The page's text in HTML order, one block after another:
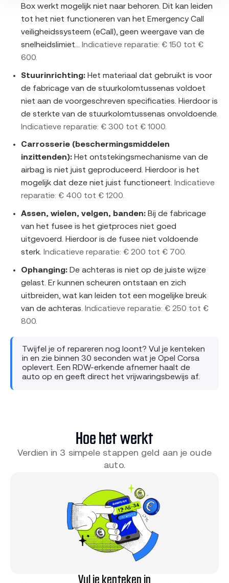
Box werkt mogelijk niet naar behoren. Dit kan leiden
tot het niet functioneren van het Emergency Call
veiligheidssysteem (eCall), geen weergave van de
snelheidslimiet... Indicatieve reparatie: € 150 tot €
600.
Stuurinrichting:Het materiaal dat gebruikt is voor
de fabricage van de stuurkolomtussenas voldoet
niet aan de voorgeschreven specificaties. Hierdoor is
de sterkte van de stuurkolomtussenas onvoldoende.
Indicatieve reparatie: € 300 tot € 1000.
Carrosserie (beschermingsmiddelen
inzittenden):Het ontstekingsmechanisme van de
airbag is niet juist geproduceerd. Hierdoor is het
mogelijk dat deze niet juist functioneert. Indicatieve
reparatie: € 400 tot € 1200.
Assen, wielen, velgen, banden:Bij de fabricage
van het fusee is het gietproces niet goed
uitgevoerd. Hierdoor is de fusee niet voldoende
sterk. Indicatieve reparatie: € 200 tot € 700.
Ophanging:De achteras is niet op de juiste wijze
gelast. Er kunnen scheuren ontstaan en zich
uitbreiden, wat kan leiden tot een mogelijke breuk
van de achteras. Indicatieve reparatie: € 250 tot €
800.
Twijfel je of repareren nog loont? Vul je kenteken
in en zie binnen 30 seconden wat je Opel Corsa
oplevert. Een RDW-erkende afnemer haalt de
auto op en geeft direct het vrijwaringsbewijs af.
Hoe het werkt
Verdien in 3 simpele stappen geld aan je oude
auto.
Vul je kenteken in